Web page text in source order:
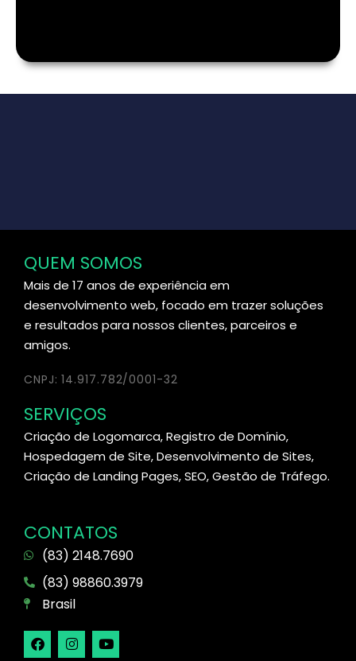
QUEM SOMOS
Mais de 17 anos de experiência em
desenvolvimento web, focado em trazer soluções
e resultados para nossos clientes, parceiros e
amigos.
CNPJ: 14.917.782/0001-32
SERVIÇOS
Criação de Logomarca, Registro de Domínio,
Hospedagem de Site, Desenvolvimento de Sites,
Criação de Landing Pages, SEO, Gestão de Tráfego.
CONTATOS
(83) 2148.7690
(83) 98860.3979
Brasil